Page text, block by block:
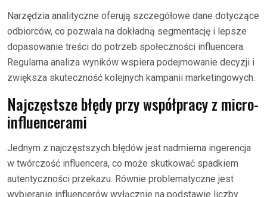
Narzędzia analityczne oferują szczegółowe dane dotyczące
odbiorców, co pozwala na dokładną segmentację i lepsze
dopasowanie treści do potrzeb społeczności influencera.
Regularna analiza wyników wspiera podejmowanie decyzji i
zwiększa skuteczność kolejnych kampanii marketingowych.
Najczęstsze błędy przy współpracy z micro-
influencerami
Jednym z najczęstszych błędów jest nadmierna ingerencja
w twórczość influencera, co może skutkować spadkiem
autentyczności przekazu. Równie problematyczne jest
wybieranie influencerów wyłącznie na podstawie liczby